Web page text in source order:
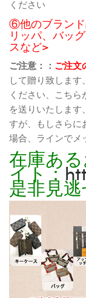
ください
⑥他のブランド
リッパ、バッ
スなど>
ご注意：： ご注文
して贈り致しま
ください、こち
を送りいたします
すが、もしさらに
場合、ラインでメ
在庫あ
イト：
是非見